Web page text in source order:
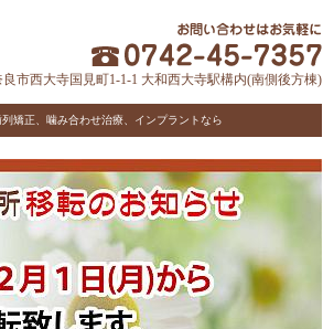
良市西大寺国見町1-1-1 大和西大寺駅構内(南側後方棟)
矯正、噛み合わせ治療、インプラントなら